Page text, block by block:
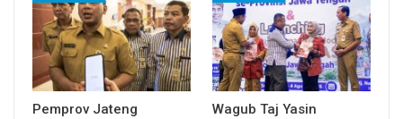
Pemprov Jateng
Wagub Taj Yasin